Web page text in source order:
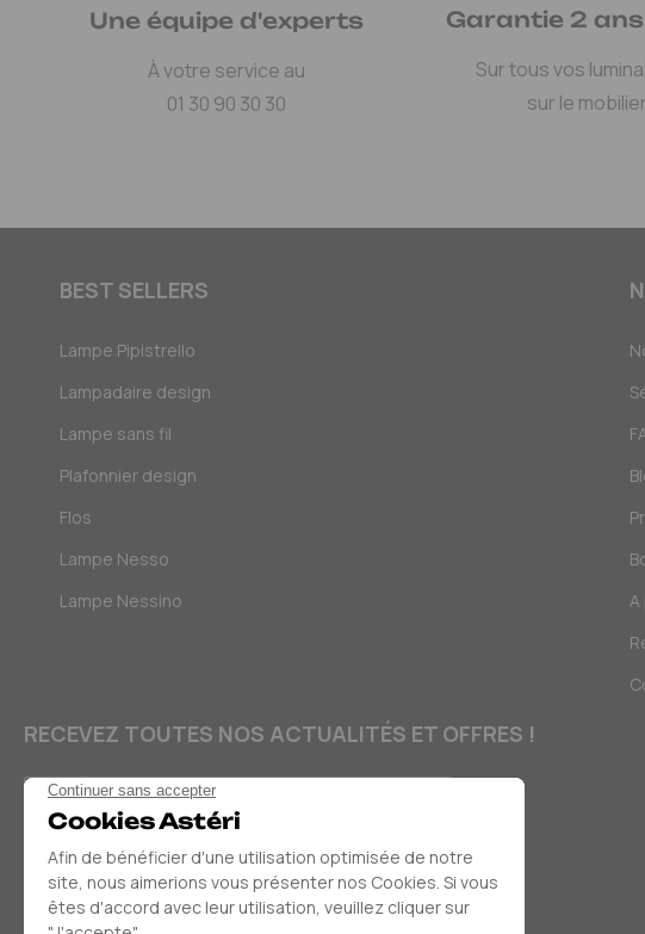
Une équipe d'experts
À votre service au
01 30 90 30 30
Garantie 2
Sur tous vos
sur le mobilier
BEST SELLERS
Lampe Pipistrello
Lampadaire design
Lampe sans fil
Plafonnier design
Flos
Lampe Nesso
Lampe Nessino
RECEVEZ TOUTES NOS ACTUALITÉS ET OFFRES !
E-mail